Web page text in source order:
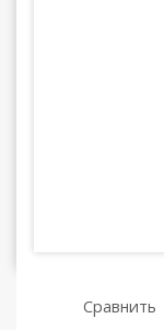
Сравнить